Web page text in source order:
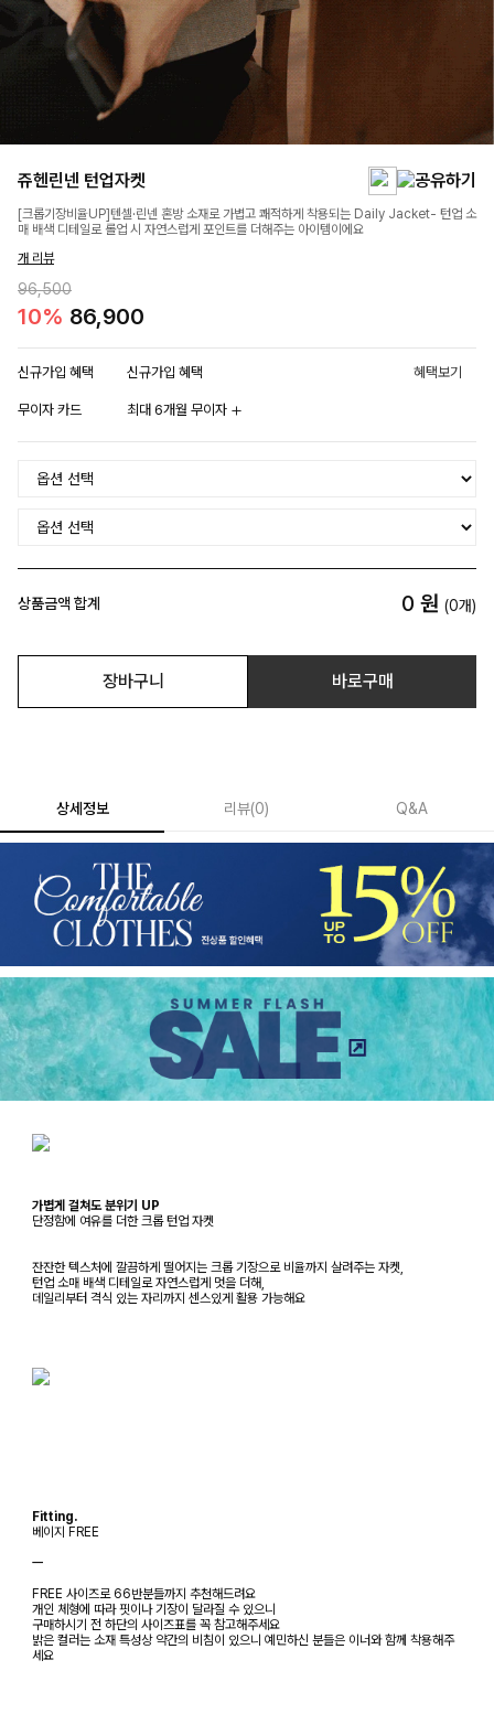
쥬헨린넨 턴업자켓
[크롭기장비율UP]텐셀·린넨 혼방 소재로 가볍고 쾌적하게 착용되는 Daily Jacket- 턴업 소
매 배색 디테일로 롤업 시 자연스럽게 포인트를 더해주는 아이템이에요
개 리뷰
96,500
10% 86,900
신규가입 혜택 신규가입 혜택 혜택보기
무이자 카드 최대 6개월 무이자
상품금액 합계 0 원 (0개)
장바구니 바로구매
상세정보 리뷰(0) Q&A
가볍게 걸쳐도 분위기 UP
단정함에 여유를 더한 크롭 턴업 자켓
잔잔한 텍스처에 깔끔하게 떨어지는 크롭 기장으로 비율까지 살려주는 자켓,
턴업 소매 배색 디테일로 자연스럽게 멋을 더해,
데일리부터 격식 있는 자리까지 센스있게 활용 가능해요
Fitting.
베이지 FREE
ㅡ
FREE 사이즈로 66반분들까지 추천해드려요
개인 체형에 따라 핏이나 기장이 달라질 수 있으니
구매하시기 전 하단의 사이즈표를 꼭 참고해주세요
밝은 컬러는 소재 특성상 약간의 비침이 있으니 예민하신 분들은 이너와 함께 착용해주
세요